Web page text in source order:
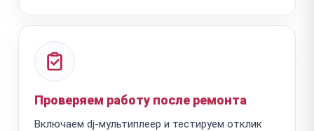
Проверяем работу после ремонта
Включаем dj-мультиплеер и тестируем отклик